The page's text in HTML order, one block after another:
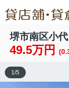
堺市南区小
49.5万円
1/5